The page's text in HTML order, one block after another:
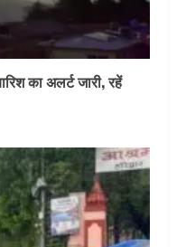
का अलर्ट जारी, रहें